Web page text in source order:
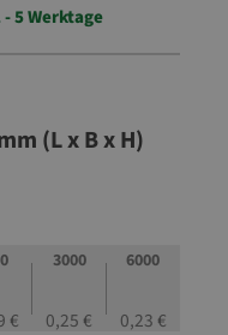
5 Werktage
(L x B x H)
€
3000
0,25 €
6000
0,23 €